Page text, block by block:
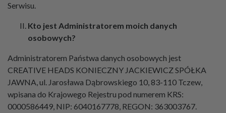
Serwisu.
Kto jest Administratorem moich danych
osobowych?
Administratorem Państwa danych osobowych jest
CREATIVE HEADS KONIECZNY JACKIEWICZ SPÓŁKA
JAWNA, ul. Jarosława Dąbrowskiego 10, 83-110 Tczew,
wpisana do Krajowego Rejestru pod numerem KRS:
0000586449, NIP: 6040167778, REGON: 363003767.